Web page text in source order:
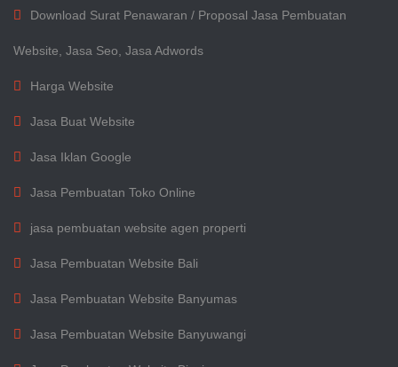
Download Surat Penawaran / Proposal Jasa Pembuatan
Website, Jasa Seo, Jasa Adwords
Harga Website
Jasa Buat Website
Jasa Iklan Google
Jasa Pembuatan Toko Online
jasa pembuatan website agen properti
Jasa Pembuatan Website Bali
Jasa Pembuatan Website Banyumas
Jasa Pembuatan Website Banyuwangi